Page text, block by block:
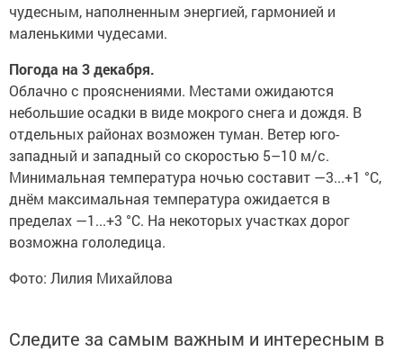
чудесным, наполненным энергией, гармонией и
маленькими чудесами.
Погода на 3 декабря.
Облачно с прояснениями. Местами ожидаются
небольшие осадки в виде мокрого снега и дождя. В
отдельных районах возможен туман. Ветер юго-
западный и западный со скоростью 5–10 м/с.
Минимальная температура ночью составит —3...+1 °C,
днём максимальная температура ожидается в
пределах —1...+3 °C. На некоторых участках дорог
возможна гололедица.
Фото: Лилия Михайлова
Следите за самым важным и интересным в